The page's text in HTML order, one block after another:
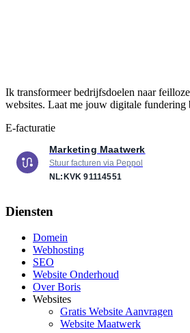
Ik transformeer bedrijfsdoelen naar
websites. Laat me jouw digitale fundering
E-facturatie
Marketing Maatwerk
Stuur facturen via Peppol
NL:KVK 91114551
Diensten
Domein
Webhosting
SEO
Website Onderhoud
Over Boris
Websites
Gratis Website Aanvragen
Website Maatwerk